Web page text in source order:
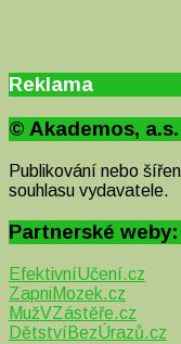
Reklama
© Akademos, a.s.
Publikování nebo
souhlasu vydavatele.
Partnerské weby:
EfektivníUčení.cz
ZapniMozek.cz
MužVZástěře.cz
DětstvíBezÚrazů.cz